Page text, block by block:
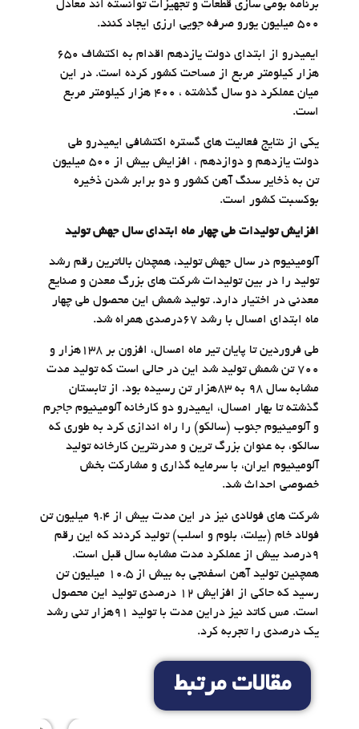
برنامه بومی سازی قطعات و تجهیزات توانسته اند معادل
۵۰۰ میلیون یورو صرفه جویی ارزی ایجاد کنند.
ایمیدرو از ابتدای دولت یازدهم اقدام به اکتشاف ۶۵۰
هزار کیلومتر مربع از مساحت کشور کرده است. در این
میان عملکرد دو سال گذشته ، ۴۰۰ هزار کیلومتر مربع
است.
یکی از نتایج فعالیت های گستره اکتشافی ایمیدرو طی
دولت یازدهم و دوازدهم ، افزایش بیش از ۵۰۰ میلیون
تن به ذخایر سنگ آهن کشور و دو برابر شدن ذخیره
بوکسبت کشور است.
افزایش تولیدات طی چهار ماه ابتدای سال جهش تولید
آلومینیوم در سال جهش تولید، همچنان بالاترین رقم رشد
تولید را در بین تولیدات شرکت های بزرگ معدن و صنایع
معدنی در اختیار دارد. تولید شمش این محصول طی چهار
ماه ابتدای امسال با رشد ۶۷درصدی همراه شد.
طی فروردین تا پایان تیر ماه امسال، افزون بر ۱۳۸هزار و
۷۰۰ تن شمش تولید شد این در حالی است که تولید مدت
مشابه سال ۹۸ به ۸۳هزار تن رسیده بود. از تابستان
گذشته تا بهار امسال، ایمیدرو دو کارخانه آلومینیوم جاجرم
و آلومینیوم جنوب (سالکو) را راه اندازی کرد به طوری که
سالکو، به عنوان بزرگ ترین و مدرنترین کارخانه تولید
آلومینیوم ایران، با سرمایه گذاری و مشارکت بخش
خصوصی احداث شد.
شرکت های فولادی نیز در این مدت بیش از ۹.۴ میلیون تن
فولاد خام (بیلت، بلوم و اسلب) تولید کردند که این رقم
۹درصد بیش از عملکرد مدت مشابه سال قبل است.
همچنین تولید آهن اسفنجی به بیش از ۱۰.۵ میلیون تن
رسید که حاکی از افزایش ۱۲ درصدی تولید این محصول
است. مس کاتد نیز دراین مدت با تولید ۹۱هزار تنی رشد
یک درصدی را تجربه کرد.
مقالات مرتبط